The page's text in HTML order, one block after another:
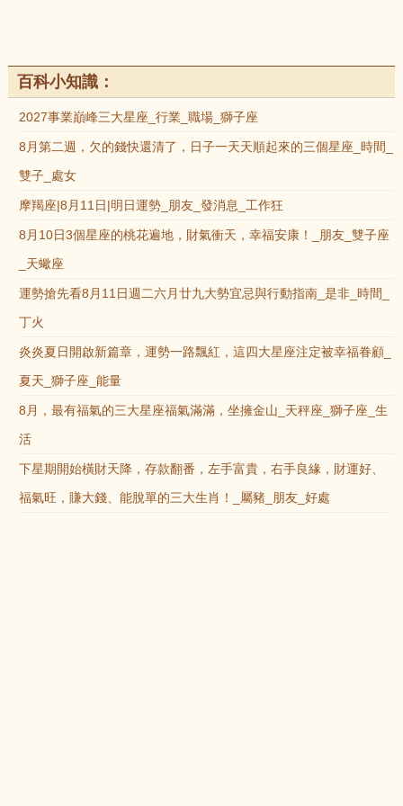
百科小知識：
2027事業巔峰三大星座_行業_職場_獅子座
8月第二週，欠的錢快還清了，日子一天天順起來的三個星座_時間_
雙子_處女
摩羯座|8月11日|明日運勢_朋友_發消息_工作狂
8月10日3個星座的桃花遍地，財氣衝天，幸福安康！_朋友_雙子座
_天蠍座
運勢搶先看8月11日週二六月廿九大勢宜忌與行動指南_是非_時間_
丁火
炎炎夏日開啟新篇章，運勢一路飄紅，這四大星座注定被幸福眷顧_
夏天_獅子座_能量
8月，最有福氣的三大星座福氣滿滿，坐擁金山_天秤座_獅子座_生
活
下星期開始橫財天降，存款翻番，左手富貴，右手良緣，財運好、
福氣旺，賺大錢、能脫單的三大生肖！_屬豬_朋友_好處